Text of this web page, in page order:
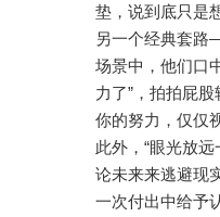
垫，说到底只是
另一个经典套路
场景中，他们口
力了”，拍拍屁
你的努力，仅仅
此外，“眼光放
论未来来逃避现
一次付出中给予